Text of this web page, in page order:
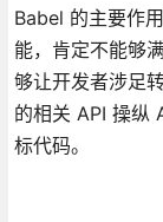
Babel 的主要作
能，肯定不能够
够让开发者涉足
的相关 API 操纵
标代码。